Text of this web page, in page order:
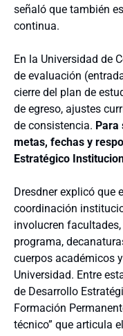
señaló que también
continua.
En la Universidad de
de evaluación
cierre del plan de
de egreso, ajustes
de consistencia. Para
metas, fechas y
Estratégico
Dresdner explicó que
coordinación
involucren
programa,
cuerpos académicos
Universidad. Entre
de Desarrollo
Formación
técnico” que articula